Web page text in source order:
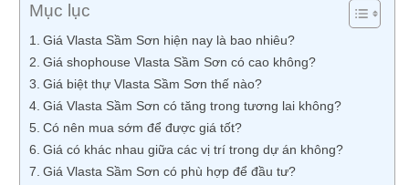
Mục lục
Giá Vlasta Sầm Sơn hiện nay là bao nhiêu?
Giá shophouse Vlasta Sầm Sơn có cao không?
Giá biệt thự Vlasta Sầm Sơn thế nào?
Giá Vlasta Sầm Sơn có tăng trong tương lai không?
Có nên mua sớm để được giá tốt?
Giá có khác nhau giữa các vị trí trong dự án không?
Giá Vlasta Sầm Sơn có phù hợp để đầu tư?